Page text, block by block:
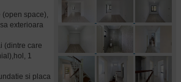
space),
exterioara
(dintre care
1
si placa